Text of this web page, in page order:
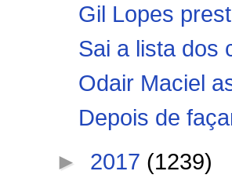
Gil Lopes
Sai a lista dos
Odair Maciel
Depois de
► 2017 (1239)